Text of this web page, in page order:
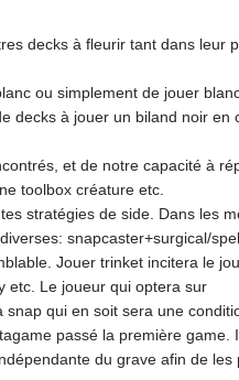
decks à fleurir tant dans leur
ou simplement de jouer
decks à jouer un biland noir en
et de notre capacité à
toolbox créature etc.
stratégies de side. Dans les
snapcaster+surgical/
Jouer trinket incitera le
etc. Le joueur qui optera sur
qui en soit sera une
passé la première game.
du grave afin de les